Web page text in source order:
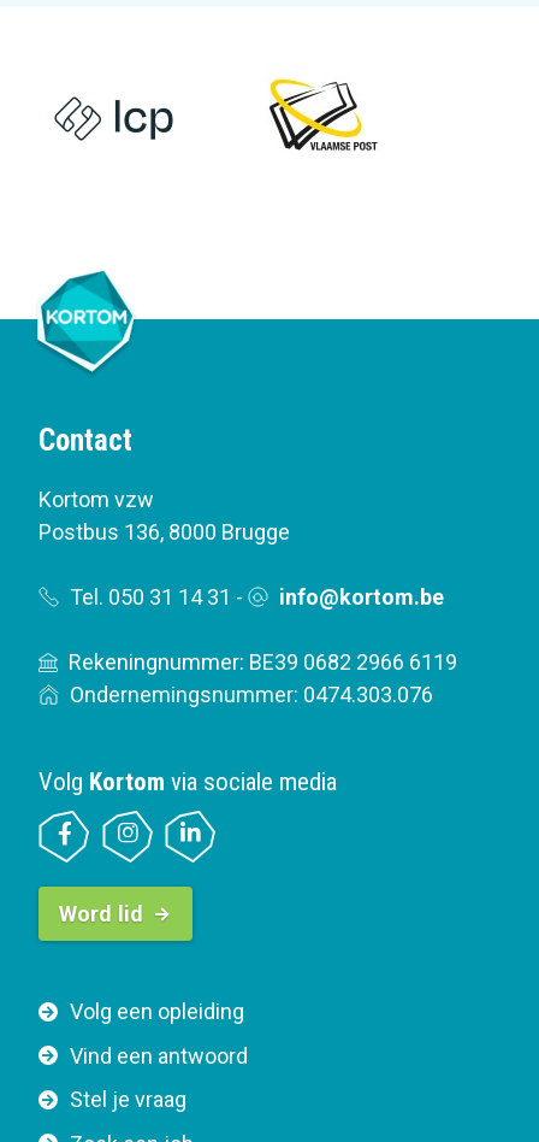
Contact
Kortom vzw
Postbus 136, 8000 Brugge
Tel. 050 31 14 31 - info@kortom.be
Rekeningnummer: BE39 0682 2966 6119
Ondernemingsnummer: 0474.303.076
F
o
t
e
Volg een opleiding
Vind een antwoord
Stel je vraag
Volg Kortom via sociale media
B
t
o
n
a
Word lid